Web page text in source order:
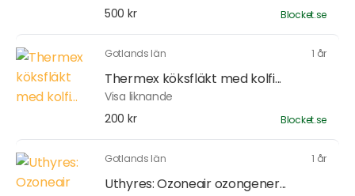
500 kr
Blocket.se
Gotlands län 1 år
Thermex köksfläkt med kolfi...
Visa liknande
200 kr
Blocket.se
Gotlands län 1 år
Uthyres: Ozoneair ozongener...